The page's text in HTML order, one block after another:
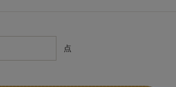
点